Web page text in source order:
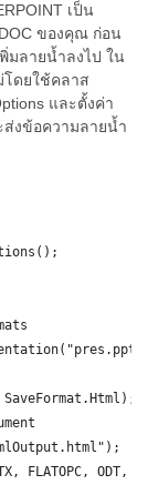
เป็น
ของคุณ ก่อน
มลายน้ำลงไป ใน
โดยใช้คลาส
และตั้งค่า
ส่งข้อความลายน้ำ
FLATOPC,